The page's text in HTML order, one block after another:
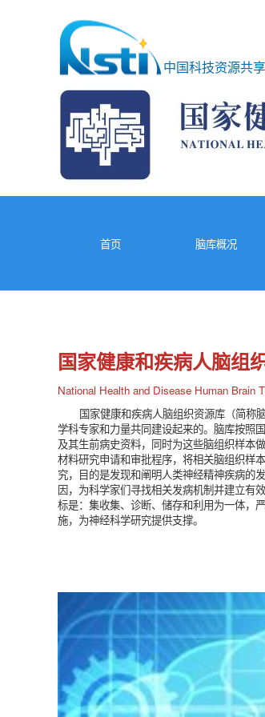
中国科技资源共
首页 脑库概况
国家健康和疾病人脑组
National Health and Disease Human Brain
国家健康和疾病人脑组织资源库（简称
学科专家和力量共同建设起来的。脑库按照
及其生前病史资料，同时为这些脑组织样本
材料研究申请和审批程序，将相关脑组织样
究，目的是发现和阐明人类神经精神疾病的
因，为科学家们寻找相关发病机制并建立有
标是：集收集、诊断、储存和利用为一体，
施，为神经科学研究提供支撑。